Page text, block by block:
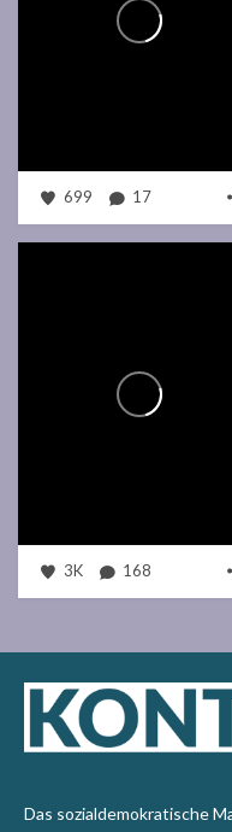
699 17
3K 168
Das sozialdemokratische